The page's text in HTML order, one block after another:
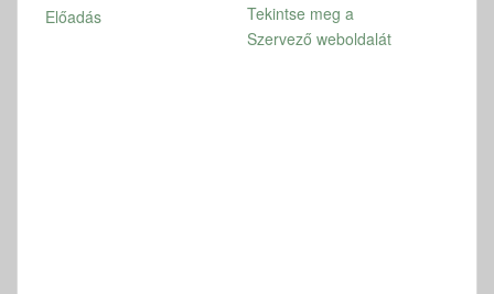
Előadás
Tekintse meg a
Szervező weboldalát